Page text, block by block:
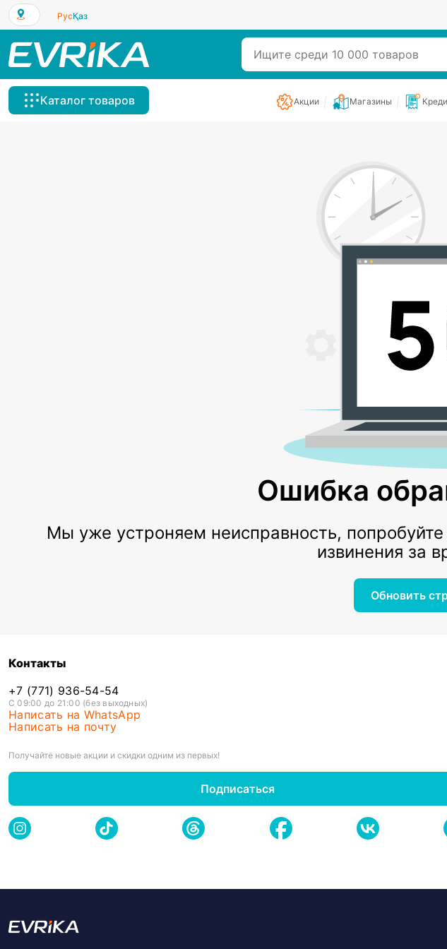
РусҚаз
Каталог товаров Акции Магазины
Ошибка
Мы уже устроняем неисправность,
извинения за
Обновить
Контакты
+7 (771) 936-54-54
С 09:00 до 21:00 (без выходных)
Написать на WhatsApp
Написать на почту
Получайте новые акции и скидки одним из первых!
Подписаться